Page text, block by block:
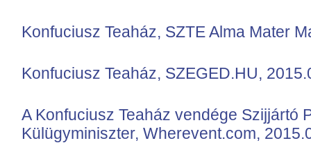
Konfuciusz Teaház, SZTE Alma Mater
Konfuciusz Teaház, SZEGED.HU,
A Konfuciusz Teaház vendége Szijjártó
Külügyminiszter, Wherevent.com,